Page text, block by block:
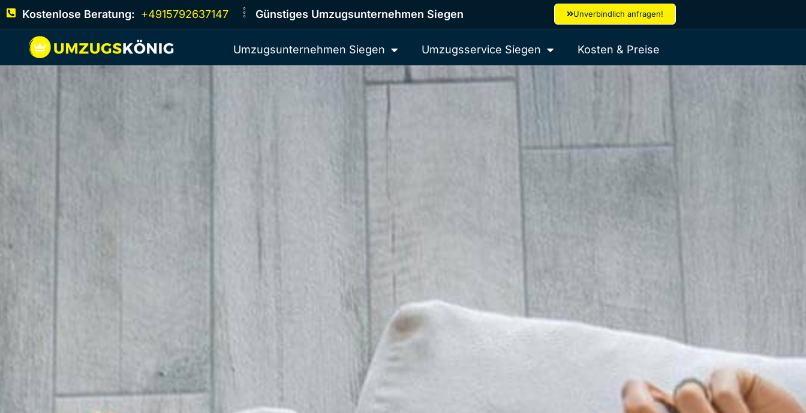
Kostenlose Beratung: +4915792637147 Günstiges Umzugsunternehmen Siegen Unverbindlich anfragen!
Umzugsunternehmen Siegen Umzugsservice Siegen Kosten & Preise